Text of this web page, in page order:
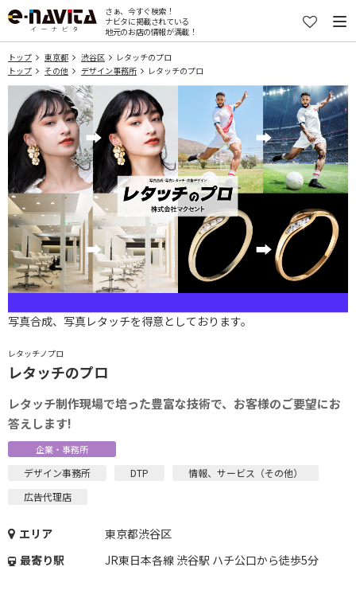
さぁ、今すぐ検索！
ナビタに掲載されている
地元のお店の情報が満載！
トップ 東京都 渋谷区
レタッチのプロ
トップ
その他 デザイン事務所 レタッチのプロ
レタッチノプロ
レタッチのプロ
レタッチ制作現場で培った豊富な技術で、お客様のご要望にお
答えします!
企業・事務所
デザイン事務所 DTP
情報、サービス（その他）
広告代理店
エリア
東京都渋谷区
最寄り駅
JR東日本各線 渋谷駅 ハチ公口から徒歩5分
写真合成、写真レタッチを得意としております。